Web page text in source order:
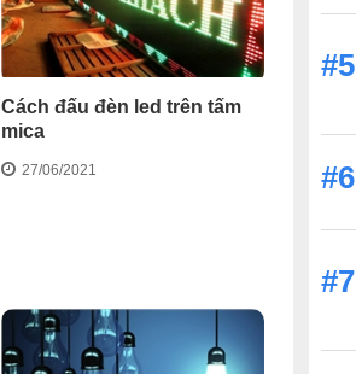
Cách đấu đèn led trên tấm
mica
27/06/2021
#5
#6
#7